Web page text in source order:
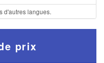
d'autres langues.
prix